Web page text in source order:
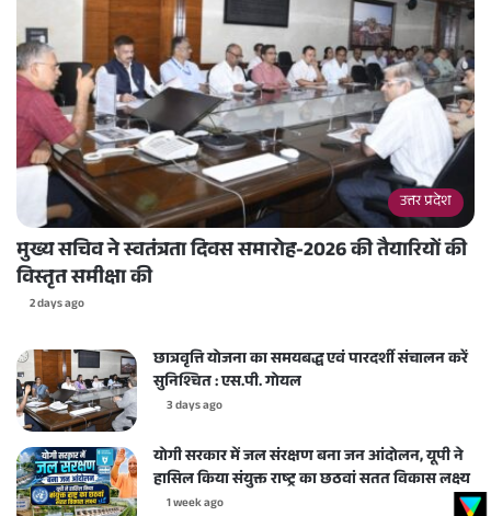
उत्तर प्रदेश
मुख्य सचिव ने स्वतंत्रता दिवस समारोह-2026 की तैयारियों की
विस्तृत समीक्षा की
2 days ago
छात्रवृत्ति योजना का समयबद्ध एवं पारदर्शी संचालन करें
सुनिश्चित : एस.पी. गोयल
3 days ago
योगी सरकार में जल संरक्षण बना जन आंदोलन, यूपी ने
हासिल किया संयुक्त राष्ट्र का छठवां सतत विकास लक्ष्य
1 week ago